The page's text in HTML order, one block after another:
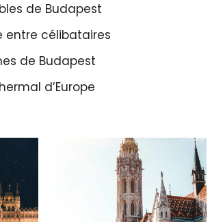
de Budapest
entre célibataires
de Budapest
d’Europe